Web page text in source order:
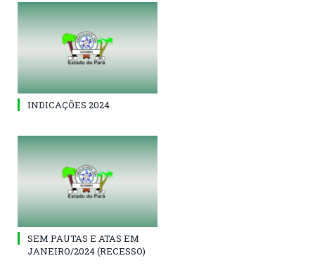
INDICAÇÕES 2024
SEM PAUTAS E ATAS EM
JANEIRO/2024 (RECESSO)